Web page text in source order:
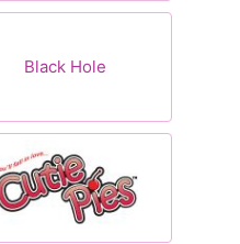
Black Hole